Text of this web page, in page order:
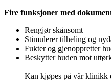
Fire funksjoner med
Rengjør skånsomt
Stimulerer tilheling og
Fukter og gjenoppretter
Beskytter huden mot
Kan kjøpes på vår klinikk